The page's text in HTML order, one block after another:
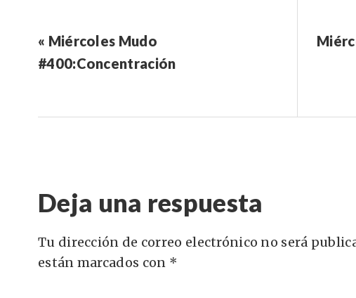
« Miércoles Mudo
#400:Concentración
Deja una respuesta
Tu dirección de correo electrónico no será
están marcados con *